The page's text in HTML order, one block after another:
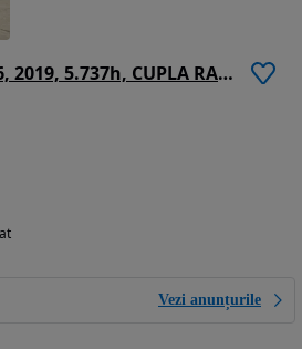
Hitachi ZX250LCN-6, 2019, 5.737h, CUPLA RAPIDA, cupa 1,55mc, inst picon, inst rotire, camera spate si laterale, latime 2,99m, ad sapare 7m, 3 pompe hidr HITACHI, consum 11,8l/h, lant 80% ok, ridica 16t, posibil leasing 3 ani-PROMOTIE 89.900 EUR+Tva
Vezi anunțurile